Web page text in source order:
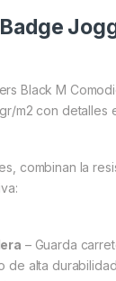
Black M
m2 con detalles
combinan la
– Guarda
de alta